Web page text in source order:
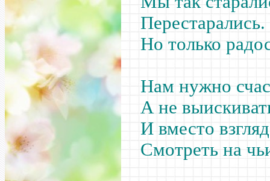
Но только
Нам нужно
А не
И вместо
Смотреть на